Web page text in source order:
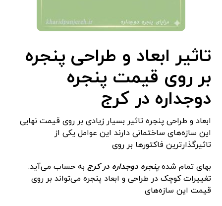
تاثیر ابعاد و طراحی پنجره
بر روی قیمت پنجره
دوجداره در کرج
ابعاد و طراحی پنجره تاثیر بسیار زیادی بر روی قیمت نهایی
این سازه‌های ساختمانی دارند این عوامل یکی از
تاثیرگذارترین فاکتورها بر روی
بهای تمام شدهپنجره دوجداره در کرج به حساب می‌آید.
تغییرات کوچک در طراحی و ابعاد پنجره می‌تواند بر روی
قیمت این سازه‌های